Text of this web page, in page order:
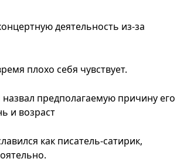
деятельность из-за
плохо себя чувствует.
предполагаемую причину его
и возраст
как писатель-сатирик,